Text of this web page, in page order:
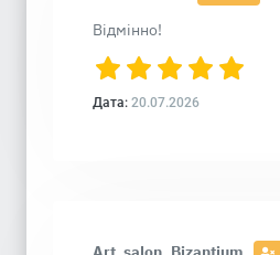
Відмінно!
Дата: 20.07.2026